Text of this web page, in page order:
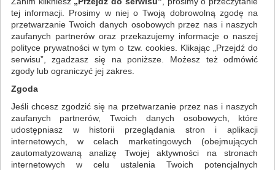
WSZYSTKIE KATEGORIE
NAJCHĘTNIEJ WYBIERANE
ARTYKUŁY HIGIENICZNE I DOZOWNIKI
AKCESORIA DO SPRZĄTANIA (57)
FILTRY WIĘCEJ
KLASA
tej informacji. Prosimy w niej o Twoją dobrowolną zgodę na
przetwarzanie Twoich danych osobowych przez nas i naszych
zaufanych partnerów oraz przekazujemy informacje o naszej
polityce prywatności w tym o tzw. cookies. Klikając „Przejdź do
serwisu”, zgadzasz się na poniższe. Możesz też odmówić
zgody lub ograniczyć jej zakres.
Zgoda
Jeśli chcesz zgodzić się na przetwarzanie przez nas i naszych
zaufanych partnerów, Twoich danych osobowych, które
udostępniasz w historii przeglądania stron i aplikacji
internetowych, w celach marketingowych (obejmujących
zautomatyzowaną analizę Twojej aktywności na stronach
internetowych w celu ustalenia Twoich potencjalnych